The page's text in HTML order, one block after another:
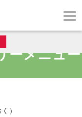
ーメニュー
）